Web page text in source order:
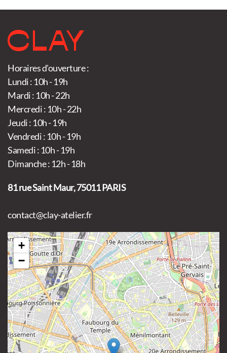
Horaires d'ouverture :
Lundi : 10h - 19h
Mardi : 10h - 22h
Mercredi : 10h - 22h
Jeudi : 10h - 19h
Vendredi : 10h - 19h
Samedi : 10h - 19h
Dimanche : 12h - 18h
81 rue Saint Maur, 75011 PARIS
contact@clay-atelier.fr
+
−